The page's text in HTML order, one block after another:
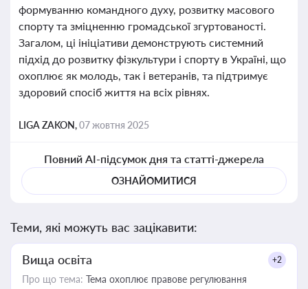
формуванню командного духу, розвитку масового
спорту та зміцненню громадської згуртованості.
Загалом, ці ініціативи демонструють системний
підхід до розвитку фізкультури і спорту в Україні, що
охоплює як молодь, так і ветеранів, та підтримує
здоровий спосіб життя на всіх рівнях.
LIGA ZAKON,07 жовтня 2025
Повний AI-підсумок дня та статті-джерела
ОЗНАЙОМИТИСЯ
Теми, які можуть вас зацікавити:
Вища освіта +2
Про що тема: Тема охоплює правове регулювання